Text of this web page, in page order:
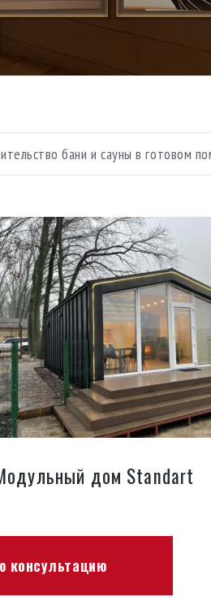
бани и сауны в готовом
дом Standart
консультацию